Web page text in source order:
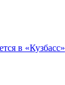
в «Кузбасс»